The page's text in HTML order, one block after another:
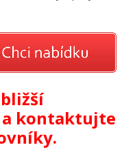
kontaktujte